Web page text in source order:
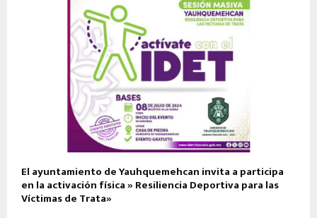
El ayuntamiento de Yauhquemehcan invita a participa
en la activación física » Resiliencia Deportiva para las
Víctimas de Trata»